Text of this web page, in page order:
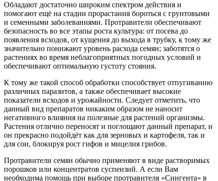
Обладают достаточно широким спектром действия и
помогают ещё на стадии прорастания бороться с грунтовыми
и семенными заболеваниями. Протравители обеспечивают
безопасность во все этапы роста культура: от посева до
появления всходов, от кущения до выхода в трубку, к тому же
значительно понижают уровень расхода семян; заботятся о
растениях во время неблагоприятных погодных условий и
обеспечивают оптимальную густоту стояния.
К тому же такой способ обработки способствует отпугиванию
различных паразитов, а также обеспечивает высокие
показатели всходов и урожайности. Следует отметить, что
данный вид препаратов никаким образом не наносит
негативного влияния на полезные для растений организмы.
Растения отлично переносят и поглощают данный препарат, и
он прекрасно подойдёт как для зерновых и картофеля, так и
для сои, блокируя рост гифов и мицелия грибов.
Протравители семян обычно применяют в виде растворимых
порошков или концентратов суспензий. А если Вам
необходима помощь при выборе протравителя «Сингента» в